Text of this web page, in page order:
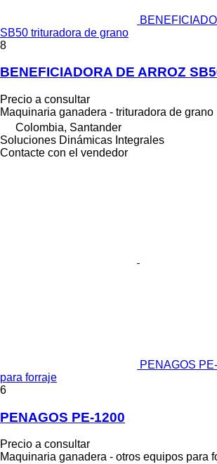
SB50 trituradora de grano
8
BENEFICIADORA DE ARROZ
Precio a consultar
Maquinaria ganadera - trituradora de grano
Colombia, Santander
Soluciones Dinámicas Integrales
Contacte con el vendedor
PENAGOS
para forraje
6
PENAGOS PE-1200
Precio a consultar
Maquinaria ganadera - otros equipos para